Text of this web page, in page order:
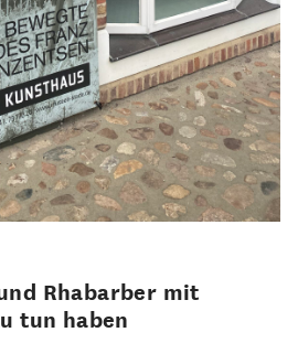
Rhabarber mit
tun haben